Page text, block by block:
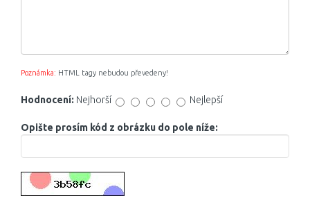
Poznámka: HTML tagy nebudou převedeny!
Hodnocení: Nejhorší Nejlepší
Opište prosím kód z obrázku do pole níže: